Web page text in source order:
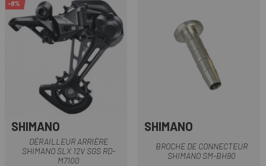
-8%
SHIMANO
DÉRAILLEUR ARRIÈRE
SHIMANO SLX 12V SGS RD-
M7100
SHIMANO
BROCHE DE CONNECTEUR
SHIMANO SM-BH90